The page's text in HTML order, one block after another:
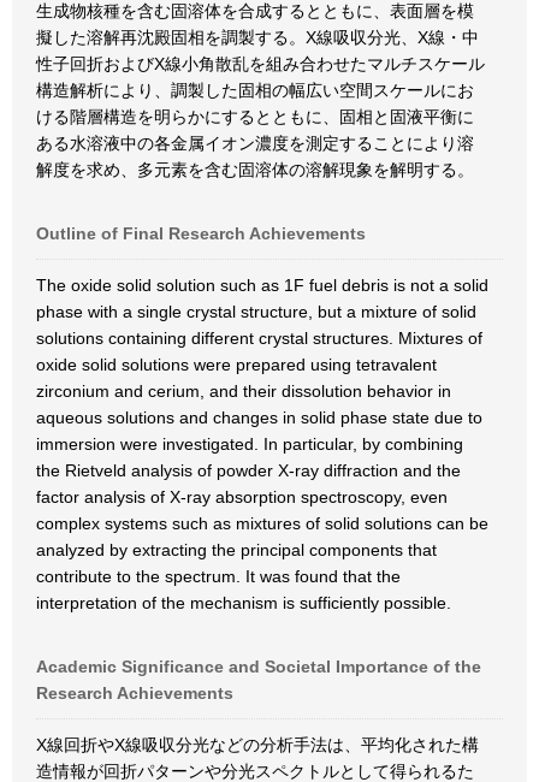
生成物核種を含む固溶体を合成するとともに、表面層を模
擬した溶解再沈殿固相を調製する。X線吸収分光、X線・中
性子回折およびX線小角散乱を組み合わせたマルチスケール
構造解析により、調製した固相の幅広い空間スケールにお
ける階層構造を明らかにするとともに、固相と固液平衡に
ある水溶液中の各金属イオン濃度を測定することにより溶
解度を求め、多元素を含む固溶体の溶解現象を解明する。
Outline of Final Research Achievements
The oxide solid solution such as 1F fuel debris is not a solid
phase with a single crystal structure, but a mixture of solid
solutions containing different crystal structures. Mixtures of
oxide solid solutions were prepared using tetravalent
zirconium and cerium, and their dissolution behavior in
aqueous solutions and changes in solid phase state due to
immersion were investigated. In particular, by combining
the Rietveld analysis of powder X-ray diffraction and the
factor analysis of X-ray absorption spectroscopy, even
complex systems such as mixtures of solid solutions can be
analyzed by extracting the principal components that
contribute to the spectrum. It was found that the
interpretation of the mechanism is sufficiently possible.
Academic Significance and Societal Importance of the
Research Achievements
X線回折やX線吸収分光などの分析手法は、平均化された構
造情報が回折パターンや分光スペクトルとして得られるた